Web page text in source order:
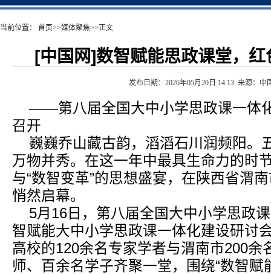
当前位置： 首页>>媒体聚焦>>正文
[中国网]数智赋能思政课堂，红
发布日期：2026年05月20日 14:13 来源：中
——第八届全国大中小学思政课一体
召开
巍巍乔山藏古韵，滔滔石川润频阳。
万物并秀。在这一年中最具生命力的时
与“数智变革”的思想盛宴，在陕西省渭
悄然启幕。
5月16日，第八届全国大中小学思政
智赋能大中小学思政课一体化建设研讨
高校的120余名专家学者与渭南市200余
师、百余名学子齐聚一堂，围绕“数智赋